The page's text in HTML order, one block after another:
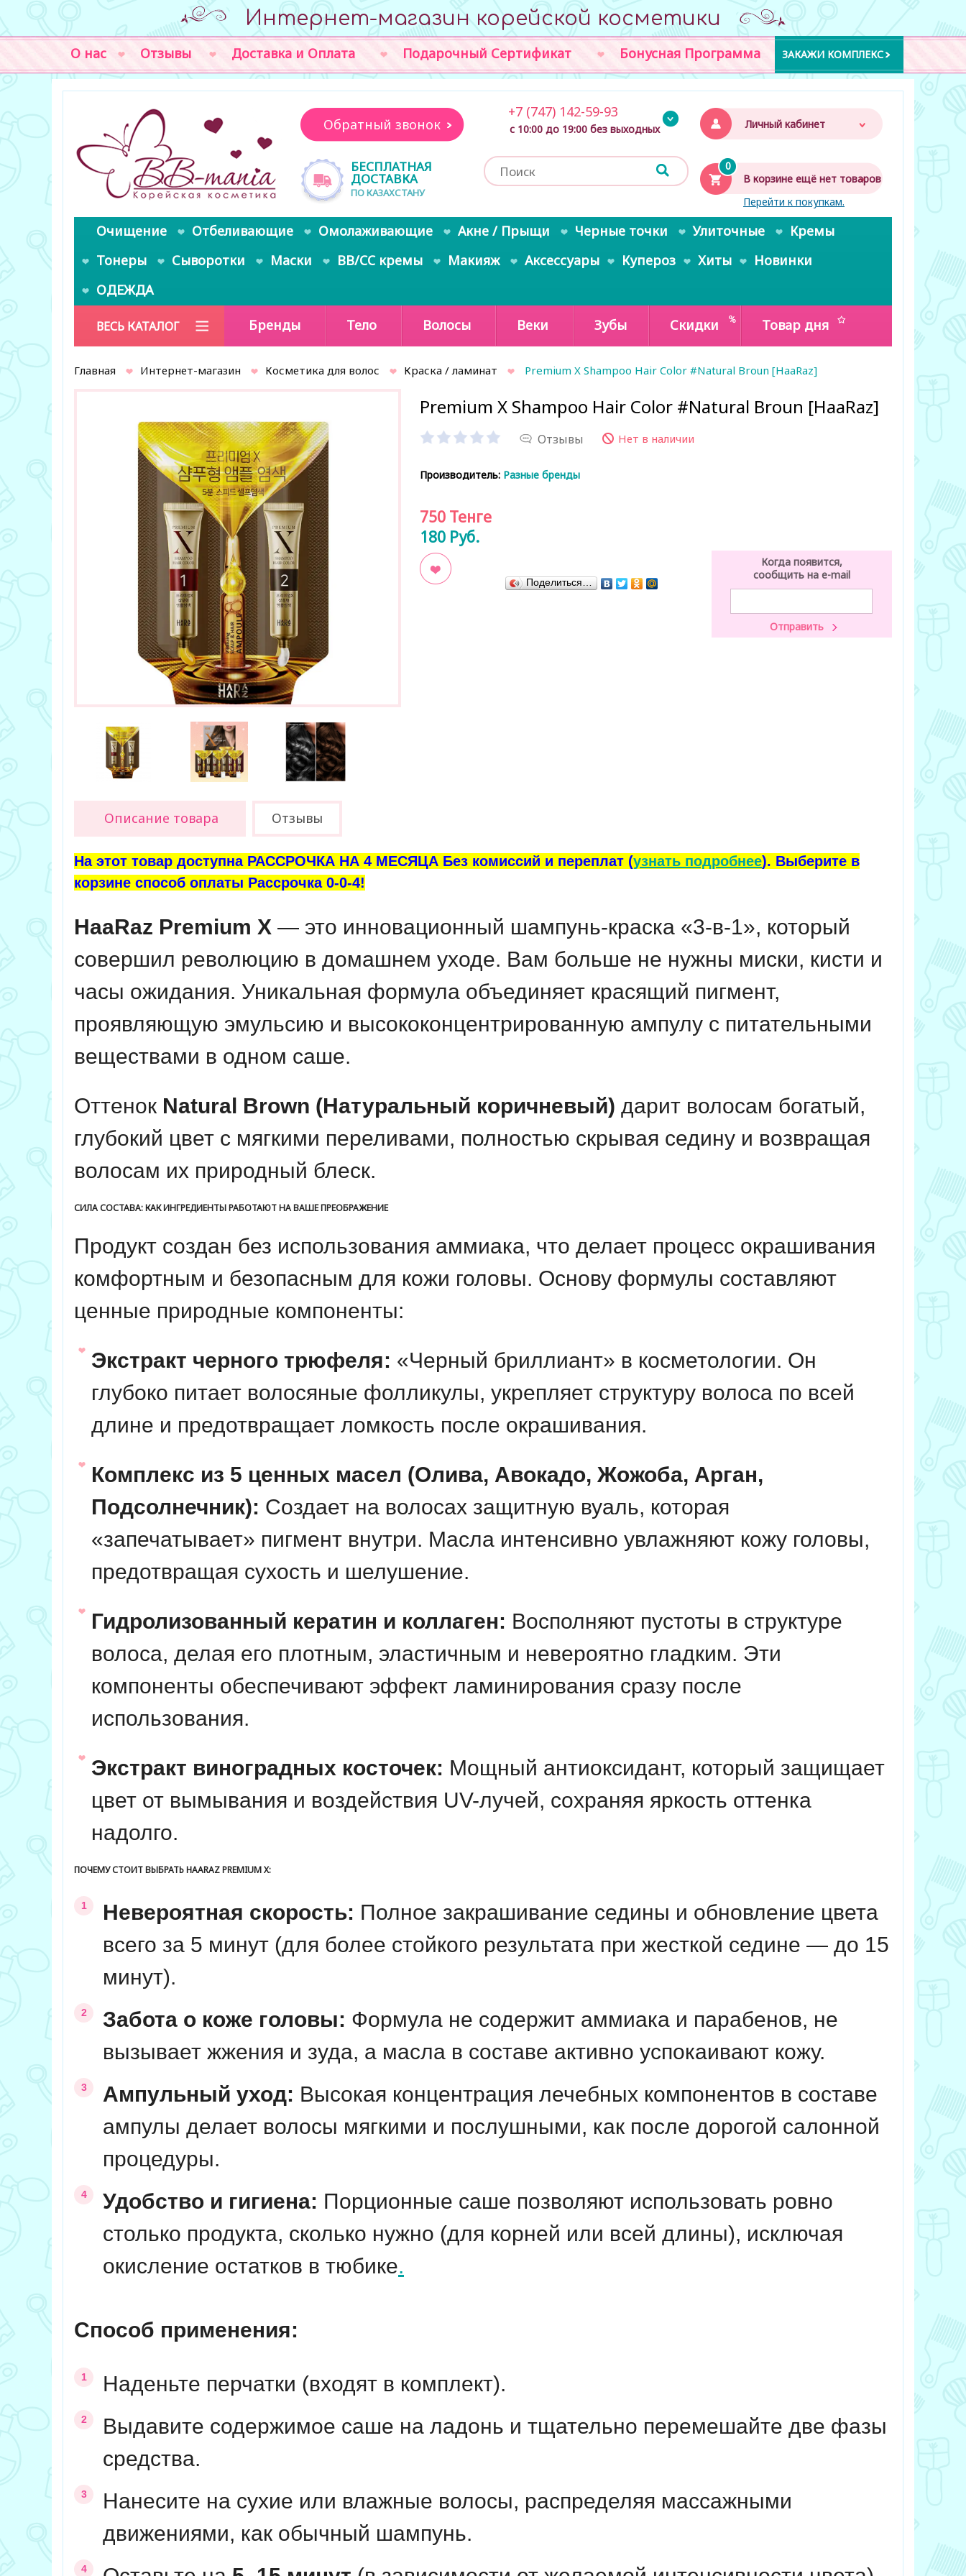
Интернет-магазин корейской косметики
О нас Отзывы Доставка и Оплата Подарочный Сертификат Бонусная Программа ЗАКАЖИ КОМПЛЕКС
Личный кабинет
0
В корзине ещё нет товаров
Перейти к покупкам.
Обратный звонок
БЕСПЛАТНАЯ
ДОСТАВКА
ПО КАЗАХСТАНУ
+7 (747) 142-59-93
с 10:00 до 19:00 без выходных
Очищение Отбеливающие Омолаживающие Акне / Прыщи Черные точки Улиточные
Кремы
Тонеры
Сыворотки Маски BB/CC кремы Макияж Аксессуары Купероз Хиты
Новинки
ОДЕЖДА
ВЕСЬ КАТАЛОГ Бренды Тело Волосы Веки Зубы Скидки Товар дня
Главная Интернет-магазин Косметика для волос Краска / ламинат Premium X Shampoo Hair Color #Natural Broun [HaaRaz]
Premium X Shampoo Hair Color #Natural Broun [HaaRaz]
Отзывы Нет в наличии
Производитель: Разные бренды
750 Тенге
180 Руб.
Когда появится,
сообщить на e-mail
Поделиться…
Описание товара Отзывы
На этот товар доступна РАССРОЧКА НА 4 МЕСЯЦА Без комиссий и переплат (узнать подробнее). Выберите в
корзине способ оплаты Рассрочка 0-0-4!
HaaRaz Premium X — это инновационный шампунь-краска «3-в-1», который
совершил революцию в домашнем уходе. Вам больше не нужны миски, кисти и
часы ожидания. Уникальная формула объединяет красящий пигмент,
проявляющую эмульсию и высококонцентрированную ампулу с питательными
веществами в одном саше.
Оттенок Natural Brown (Натуральный коричневый) дарит волосам богатый,
глубокий цвет с мягкими переливами, полностью скрывая седину и возвращая
волосам их природный блеск.
СИЛА СОСТАВА: КАК ИНГРЕДИЕНТЫ РАБОТАЮТ НА ВАШЕ ПРЕОБРАЖЕНИЕ
Продукт создан без использования аммиака, что делает процесс окрашивания
комфортным и безопасным для кожи головы. Основу формулы составляют
ценные природные компоненты:
Экстракт черного трюфеля: «Черный бриллиант» в косметологии. Он
глубоко питает волосяные фолликулы, укрепляет структуру волоса по всей
длине и предотвращает ломкость после окрашивания.
Комплекс из 5 ценных масел (Олива, Авокадо, Жожоба, Арган,
Подсолнечник): Создает на волосах защитную вуаль, которая
«запечатывает» пигмент внутри. Масла интенсивно увлажняют кожу головы,
предотвращая сухость и шелушение.
Гидролизованный кератин и коллаген: Восполняют пустоты в структуре
волоса, делая его плотным, эластичным и невероятно гладким. Эти
компоненты обеспечивают эффект ламинирования сразу после
использования.
Экстракт виноградных косточек: Мощный антиоксидант, который защищает
цвет от вымывания и воздействия UV-лучей, сохраняя яркость оттенка
надолго.
ПОЧЕМУ СТОИТ ВЫБРАТЬ HAARAZ PREMIUM X:
Невероятная скорость: Полное закрашивание седины и обновление цвета
всего за 5 минут (для более стойкого результата при жесткой седине — до 15
минут).
Забота о коже головы: Формула не содержит аммиака и парабенов, не
вызывает жжения и зуда, а масла в составе активно успокаивают кожу.
Ампульный уход: Высокая концентрация лечебных компонентов в составе
ампулы делает волосы мягкими и послушными, как после дорогой салонной
процедуры.
Удобство и гигиена: Порционные саше позволяют использовать ровно
столько продукта, сколько нужно (для корней или всей длины), исключая
окисление остатков в тюбике.
Способ применения:
Наденьте перчатки (входят в комплект).
Выдавите содержимое саше на ладонь и тщательно перемешайте две фазы
средства.
Нанесите на сухие или влажные волосы, распределяя массажными
движениями, как обычный шампунь.